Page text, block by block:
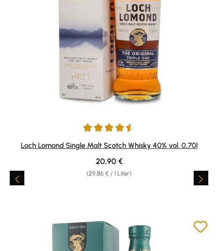
Durchschnittliche Bewertung von 4.6 von 5 Sternen
Loch Lomond Single Malt Scotch Whisky 40% vol. 0,70l
(29,86 € / 1 Liter)
Regulärer Preis:
20,90 €